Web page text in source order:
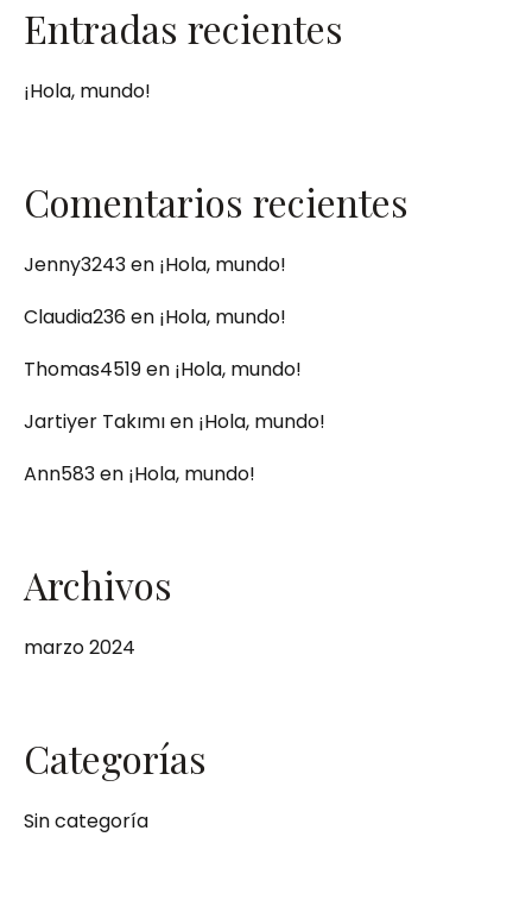
Entradas recientes
¡Hola, mundo!
Comentarios recientes
Jenny3243en ¡Hola, mundo!
Claudia236en ¡Hola, mundo!
Thomas4519en ¡Hola, mundo!
Jartiyer Takımıen ¡Hola, mundo!
Ann583en ¡Hola, mundo!
Archivos
marzo 2024
Categorías
Sin categoría